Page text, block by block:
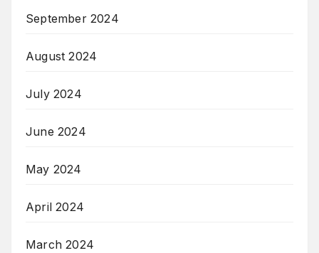
September 2024
August 2024
July 2024
June 2024
May 2024
April 2024
March 2024